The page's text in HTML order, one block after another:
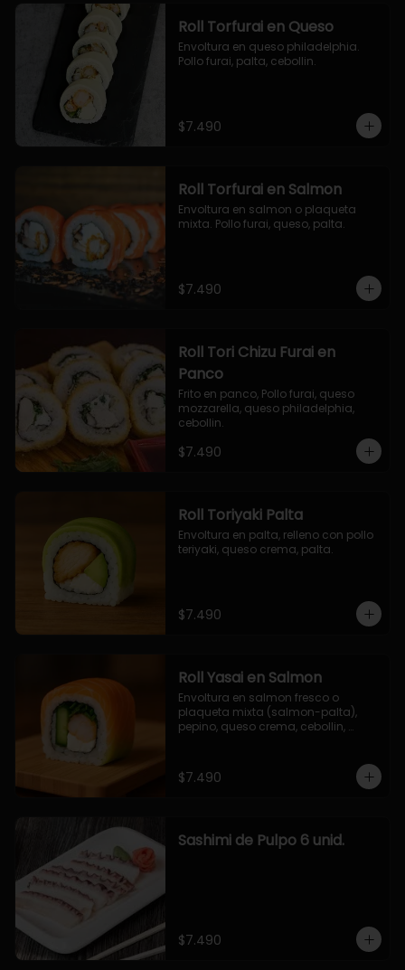
Roll Torfurai en Queso
Envoltura en queso philadelphia.
Pollo furai, palta, cebollin.
$7.490
Roll Torfurai en Salmon
Envoltura en salmon o plaqueta
mixta. Pollo furai, queso, palta.
$7.490
Roll Tori Chizu Furai en
Panco
Frito en panco, Pollo furai, queso
mozzarella, queso philadelphia,
cebollin.
$7.490
Roll Toriyaki Palta
Envoltura en palta, relleno con pollo
teriyaki, queso crema, palta.
$7.490
Roll Yasai en Salmon
Envoltura en salmon fresco o
plaqueta mixta (salmon-palta),
pepino, queso crema, cebollin,
$7.490
Sashimi de Pulpo 6 unid.
$7.490